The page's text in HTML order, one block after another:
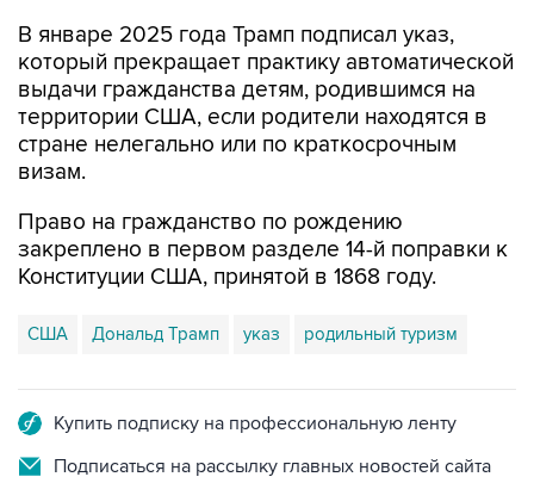
В январе 2025 года Трамп подписал указ,
который прекращает практику автоматической
выдачи гражданства детям, родившимся на
территории США, если родители находятся в
стране нелегально или по краткосрочным
визам.
Право на гражданство по рождению
закреплено в первом разделе 14-й поправки к
Конституции США, принятой в 1868 году.
США Дональд Трамп указ родильный туризм
Купить подписку на профессиональную ленту
Подписаться на рассылку главных новостей сайта